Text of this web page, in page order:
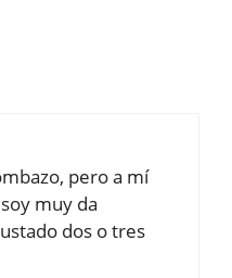
pero a mí
muy da
dos o tres